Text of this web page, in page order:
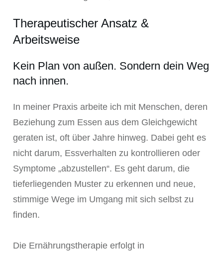
Therapeutischer Ansatz &
Arbeitsweise
Kein Plan von außen. Sondern dein Weg
nach innen.
In meiner Praxis arbeite ich mit Menschen, deren
Beziehung zum Essen aus dem Gleichgewicht
geraten ist, oft über Jahre hinweg. Dabei geht es
nicht darum, Essverhalten zu kontrollieren oder
Symptome „abzustellen“. Es geht darum, die
tieferliegenden Muster zu erkennen und neue,
stimmige Wege im Umgang mit sich selbst zu
finden.
Die Ernährungstherapie erfolgt in